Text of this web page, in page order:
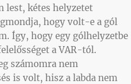
lest, kétes helyzetet
hogy volt-e a gól
Így, hogy egy gólhelyzetbe
a VAR-tól.
számomra nem
is volt, hisz a labda nem